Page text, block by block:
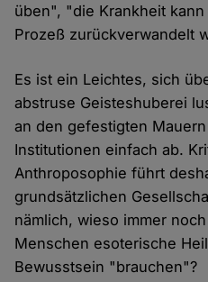
üben", "die Krankheit
Prozeß zurückverwandelt
Es ist ein Leichtes, sich
abstruse Geisteshuberei
an den gefestigten
Institutionen einfach ab.
Anthroposophie führt
grundsätzlichen
nämlich, wieso immer
Menschen esoterische
Bewusstsein "brauchen"?